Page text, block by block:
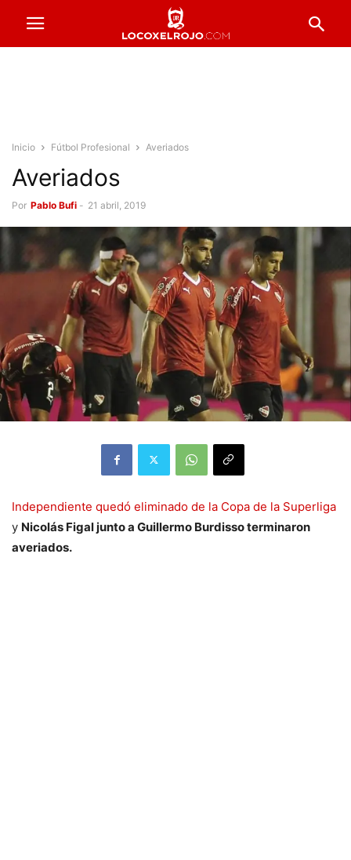
Inicio Fútbol Profesional Averiados
Averiados
Por Pablo Bufi - 21 abril, 2019
Independiente quedó eliminado de la Copa de la Superliga
y Nicolás Figal junto a Guillermo Burdisso terminaron
averiados.